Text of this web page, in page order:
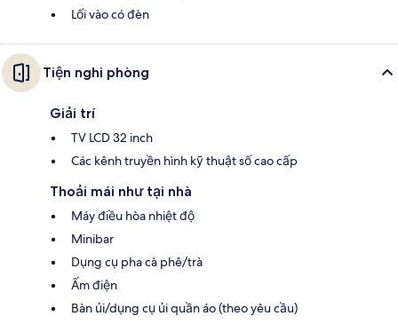
Lối vào có đèn
Tiện nghi phòng
Giải trí
TV LCD 32 inch
Các kênh truyền hình kỹ thuật số cao cấp
Thoải mái như tại nhà
Máy điều hòa nhiệt độ
Minibar
Dụng cụ pha cà phê/trà
Ấm điện
Bàn ủi/dụng cụ ủi quần áo (theo yêu cầu)